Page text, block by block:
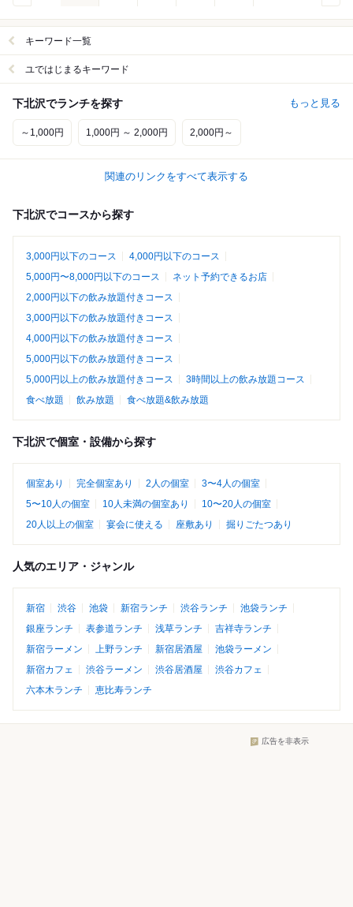
キーワード一覧
ユではじまるキーワード
下北沢でランチを探す もっと見る
～1,000円 1,000円 ～ 2,000円 2,000円～
関連のリンクをすべて表示する
下北沢でコースから探す
3,000円以下のコース
4,000円以下のコース
5,000円〜8,000円以下のコース
ネット予約できるお店
2,000円以下の飲み放題付きコース
3,000円以下の飲み放題付きコース
4,000円以下の飲み放題付きコース
5,000円以下の飲み放題付きコース
5,000円以上の飲み放題付きコース
3時間以上の飲み放題コース
食べ放題
飲み放題 食べ放題&飲み放題
下北沢で個室・設備から探す
個室あり 完全個室あり 2人の個室
3〜4人の個室
5〜10人の個室
10人未満の個室あり
10〜20人の個室
20人以上の個室
宴会に使える 座敷あり 掘りごたつあり
人気のエリア・ジャンル
新宿 渋谷 池袋 新宿ランチ 渋谷ランチ
池袋ランチ
銀座ランチ
表参道ランチ 浅草ランチ
吉祥寺ランチ
新宿ラーメン
上野ランチ 新宿居酒屋
池袋ラーメン
新宿カフェ
渋谷ラーメン 渋谷居酒屋
渋谷カフェ
六本木ランチ
恵比寿ランチ
広告を非表示